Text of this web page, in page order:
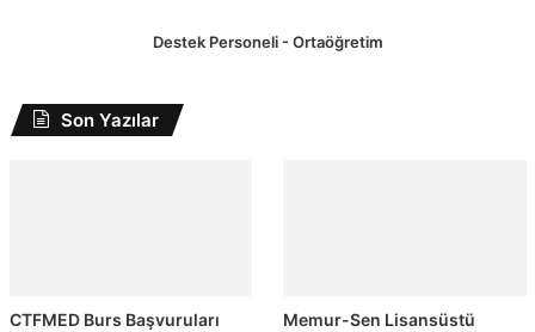
Destek Personeli - Ortaöğretim
Son Yazılar
CTFMED Burs Başvuruları
Memur-Sen Lisansüstü